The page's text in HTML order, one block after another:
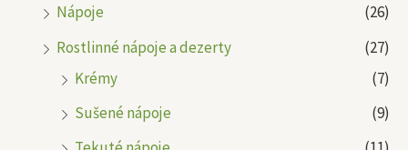
Nápoje
(26)
Rostlinné nápoje a dezerty
(27)
Krémy
(7)
Sušené nápoje
(9)